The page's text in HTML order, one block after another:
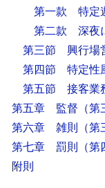
第一款 特定
第二款 深夜
第三節 興行場
第四節 特定性
第五節 接客業
第五章 監督 （
第六章 雑則 （
第七章 罰則 （
附則